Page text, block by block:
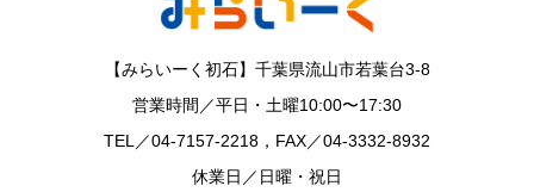
【みらいーく初石】千葉県流山市若葉台3-8
営業時間／平日・土曜10:00〜17:30
TEL／04-7157-2218，FAX／04-3332-8932
休業日／日曜・祝日